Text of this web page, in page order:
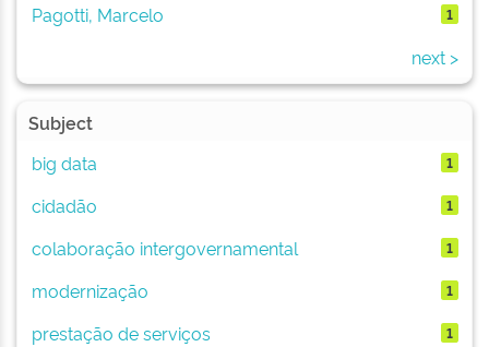
Pagotti, Marcelo 1
next >
Subject
big data
1
cidadão 1
colaboração intergovernamental 1
modernização 1
prestação de serviços 1